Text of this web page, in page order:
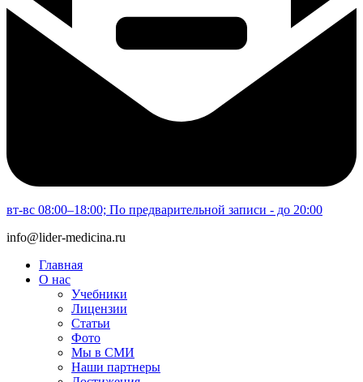
вт-вс 08:00–18:00; По предварительной записи - до 20:00
info@lider-medicina.ru
Главная
О нас
Учебники
Лицензии
Статьи
Фото
Мы в СМИ
Наши партнеры